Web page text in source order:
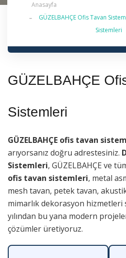
Anasayfa
GÜZELBAHÇE Ofis Tavan
Sistemleri
✔ 2026 Güncel — İstanbul
GÜZELBAHÇE
Sistemleri
GÜZELBAHÇE ofis tavan
arıyorsanız doğru adrestesiniz.
Sistemleri, GÜZELBAHÇE ve
ofis tavan sistemleri, metal
mesh tavan, petek tavan,
mimarlık dekorasyon hizmetleri
yılından bu yana modern
çözümler üretiyoruz.